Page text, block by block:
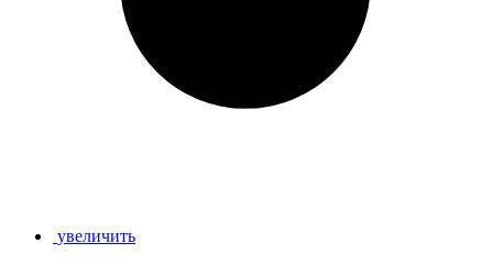
увеличить